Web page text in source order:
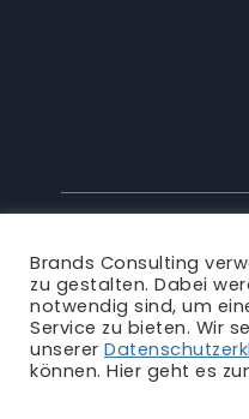
Brands Consulting
zu gestalten. Dabei
notwendig sind, um
Service zu bieten. Wir
unserer
können. Hier geht es